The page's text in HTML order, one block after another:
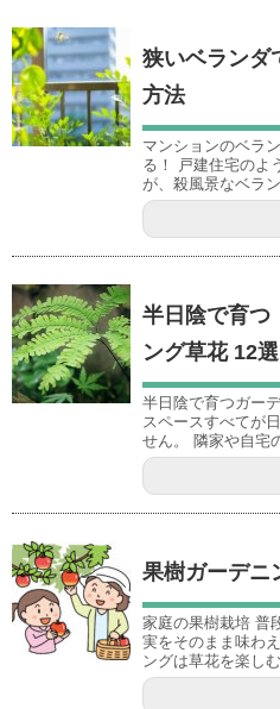
狭いベランダ
方法
マンションのベラ
る！ 戸建住宅のよ
が、殺風景なベラ
半日陰で育つ
ング草花 12選
半日陰で育つガー
スペースすべてが
せん。 隣家や自宅
果樹ガーデニ
家庭の果樹栽培 普
実をそのまま味わ
ングは草花を楽し